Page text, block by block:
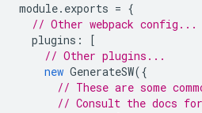
module. exports = {
// Other webpack config...
plugins :
[
// Other plugins...
new GenerateSW({
// These are some
// Consult the docs